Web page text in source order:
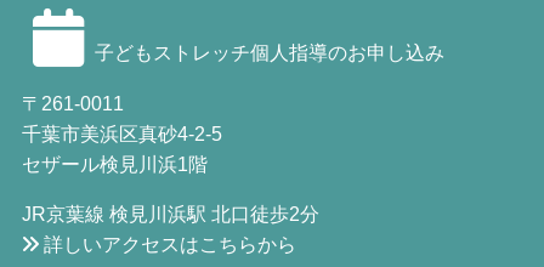
子どもストレッチ個人指導のお申し込み
〒261-0011
千葉市美浜区真砂4-2-5
セザール検見川浜1階
JR京葉線 検見川浜駅 北口徒歩2分
詳しいアクセスはこちらから